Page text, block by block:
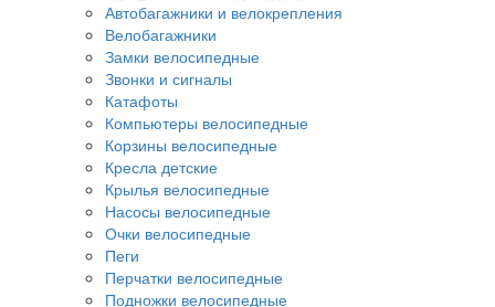
Автобагажники и велокрепления
Велобагажники
Замки велосипедные
Звонки и сигналы
Катафоты
Компьютеры велосипедные
Корзины велосипедные
Кресла детские
Крылья велосипедные
Насосы велосипедные
Очки велосипедные
Пеги
Перчатки велосипедные
Подножки велосипедные